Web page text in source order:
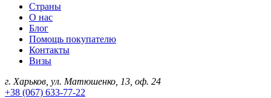
Страны
О нас
Блог
Помощь покупателю
Контакты
Визы
г. Харьков, ул. Матюшенко, 13, оф. 24
+38 (067) 633-77-22